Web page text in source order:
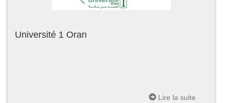
Université 1 Oran
Lire la suite